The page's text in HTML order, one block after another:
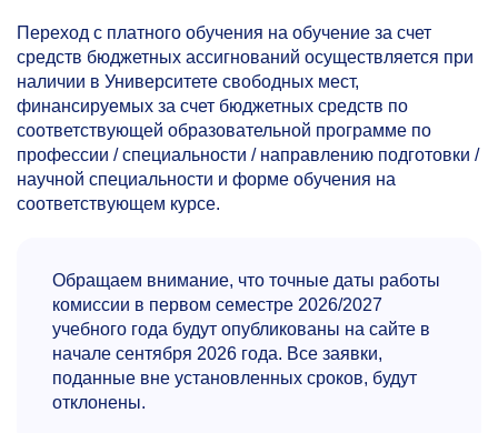
Переход с платного обучения на обучение за счет
средств бюджетных ассигнований осуществляется при
наличии в Университете свободных мест,
финансируемых за счет бюджетных средств по
соответствующей образовательной программе по
профессии / специальности / направлению подготовки /
научной специальности и форме обучения на
соответствующем курсе.
Обращаем внимание, что точные даты работы
комиссии в первом семестре 2026/2027
учебного года будут опубликованы на сайте в
начале сентября 2026 года. Все заявки,
поданные вне установленных сроков, будут
отклонены.